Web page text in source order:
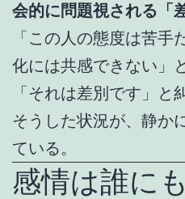
会的に問題視される「
「この人の態度は苦手
化には共感できない」
「それは差別です」と
そうした状況が、静か
ている。
感情は誰に